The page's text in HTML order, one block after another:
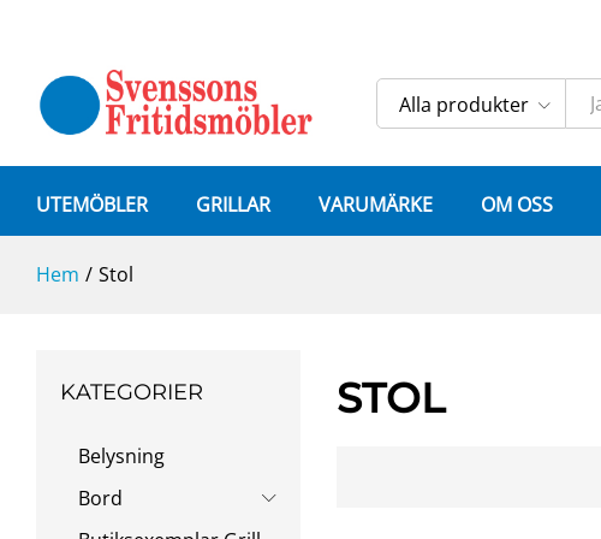
Alla produkter
UTEMÖBLER GRILLAR VARUMÄRKE OM OSS
Hem / Stol
STOL
KATEGORIER
Belysning
Bord